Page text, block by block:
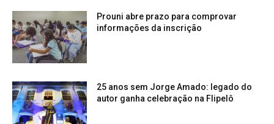
Prouni abre prazo para comprovar
informações da inscrição
25 anos sem Jorge Amado: legado do
autor ganha celebração na Flipelô